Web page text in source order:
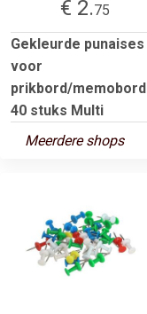
€ 2.75
Gekleurde punaises
voor
prikbord/memobord
40 stuks Multi
Meerdere shops